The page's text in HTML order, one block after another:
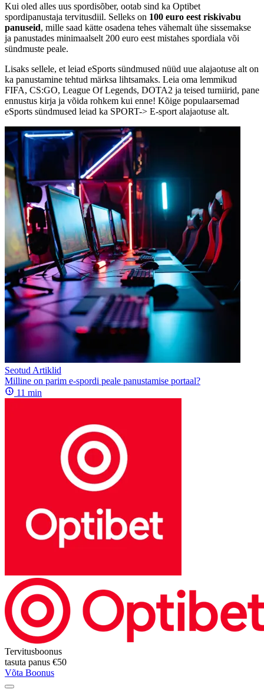
Kui oled alles uus spordisõber, ootab sind ka Optibet
spordipanustaja tervitusdiil. Selleks on 100 euro eest riskivabu
panuseid, mille saad kätte osadena tehes vähemalt ühe sissemakse
ja panustades minimaalselt 200 euro eest mistahes spordiala või
sündmuste peale.
Lisaks sellele, et leiad eSports sündmused nüüd uue alajaotuse alt on
ka panustamine tehtud märksa lihtsamaks. Leia oma lemmikud
FIFA, CS:GO, League Of Legends, DOTA2 ja teised turniirid, pane
ennustus kirja ja võida rohkem kui enne! Kõige populaarsemad
eSports sündmused leiad ka SPORT-> E-sport alajaotuse alt.
Seotud Artiklid
Milline on parim e-spordi peale panustamise portaal?
11 min
Tervitusboonus
tasuta panus €50
Võta Boonus